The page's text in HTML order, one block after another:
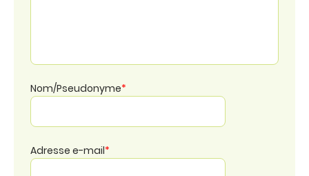
Nom/Pseudonyme*
Adresse e-mail*